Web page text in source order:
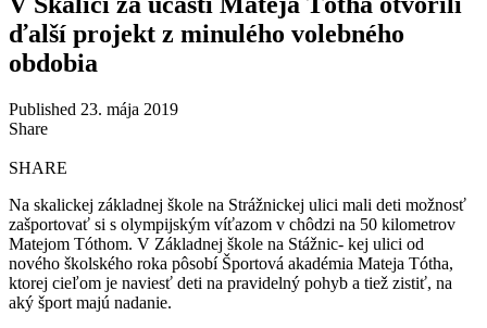
ďalší projekt z minulého volebného
obdobia
Published 23. mája 2019
Share
SHARE
Na skalickej základnej škole na Strážnickej ulici mali deti možnosť
zašportovať si s olympijským víťazom v chôdzi na 50 kilometrov
Matejom Tóthom. V Základnej škole na Stážnic- kej ulici od
nového školského roka pôsobí Športová akadémia Mateja Tótha,
ktorej cieľom je naviesť deti na pravidelný pohyb a tiež zistiť, na
aký šport majú nadanie.